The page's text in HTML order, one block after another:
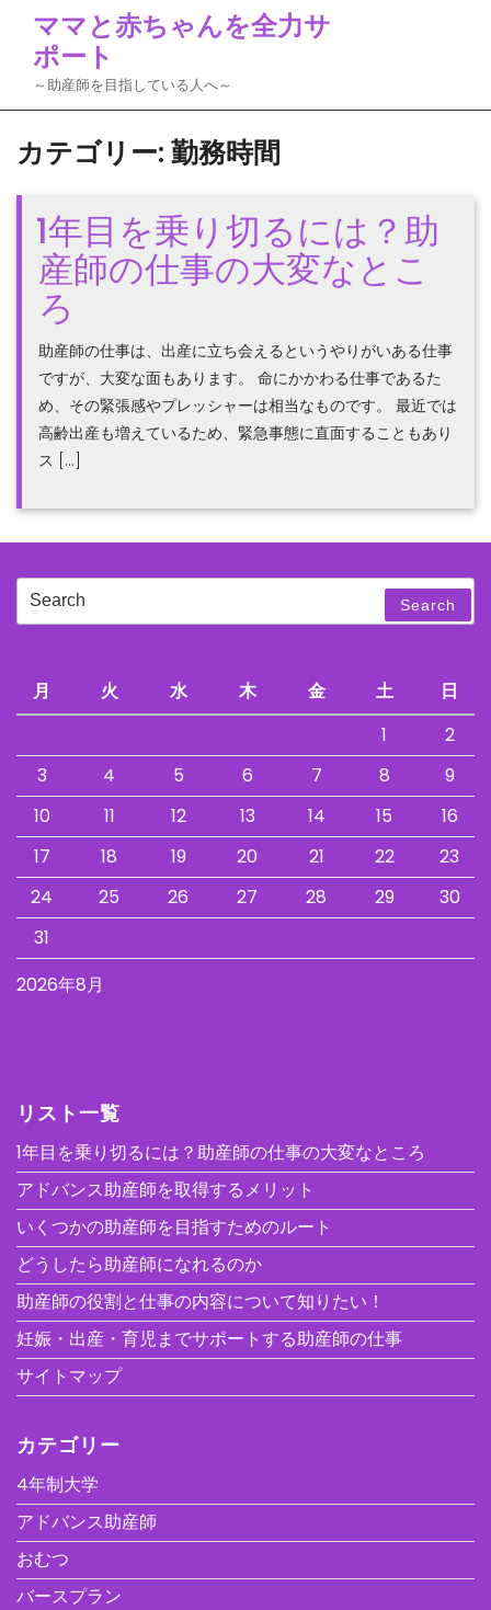
content
ママと赤ちゃんを全力サ
ポート
～助産師を目指している人へ～
カテゴリー: 勤務時間
1年目を乗り切るには？助
産師の仕事の大変なとこ
ろ
助産師の仕事は、出産に立ち会えるというやりがいある仕事
ですが、大変な面もあります。 命にかかわる仕事であるた
め、その緊張感やプレッシャーは相当なものです。 最近では
高齢出産も増えているため、緊急事態に直面することもあり
ス […]
Search
Search
2026年8月
月 火 水 木 金 土
日
1
2
3
4 5 6 7 8
9
10
11 12 13 14 15
16
17
18 19 20 21 22
23
24
25 26 27 28 29
30
31
リスト一覧
1年目を乗り切るには？助産師の仕事の大変なところ
アドバンス助産師を取得するメリット
いくつかの助産師を目指すためのルート
どうしたら助産師になれるのか
助産師の役割と仕事の内容について知りたい！
妊娠・出産・育児までサポートする助産師の仕事
サイトマップ
カテゴリー
4年制大学
アドバンス助産師
おむつ
バースプラン